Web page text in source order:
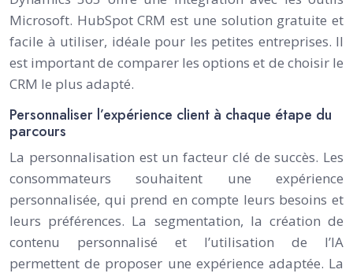
Microsoft. HubSpot CRM est une solution gratuite et
facile à utiliser, idéale pour les petites entreprises. Il
est important de comparer les options et de choisir le
CRM le plus adapté.
Personnaliser l’expérience client à chaque étape du
parcours
La personnalisation est un facteur clé de succès. Les
consommateurs souhaitent une expérience
personnalisée, qui prend en compte leurs besoins et
leurs préférences. La segmentation, la création de
contenu personnalisé et l’utilisation de l’IA
permettent de proposer une expérience adaptée. La